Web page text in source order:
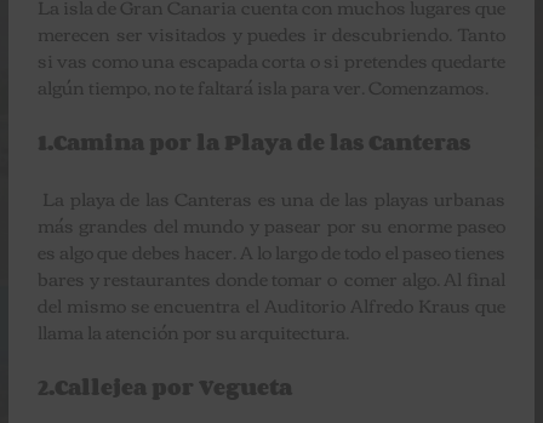
merecen ser visitados y puedes ir descubriendo. Tanto
si vas como una escapada corta o si pretendes quedarte
algún tiempo, no te faltará isla para ver. Comenzamos.
1.Camina por la Playa de las Canteras
La playa de las Canteras es una de las playas urbanas
más grandes del mundo y pasear por su enorme paseo
es algo que debes hacer. A lo largo de todo el paseo tienes
bares y restaurantes donde tomar o comer algo. Al final
del mismo se encuentra el Auditorio Alfredo Kraus que
llama la atención por su arquitectura.
2.Callejea por Vegueta